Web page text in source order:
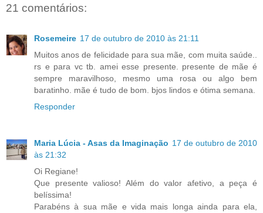
21 comentários:
Rosemeire 17 de outubro de 2010 às 21:11
Muitos anos de felicidade para sua mãe, com muita saúde..
rs e para vc tb. amei esse presente. presente de mãe é
sempre maravilhoso, mesmo uma rosa ou algo bem
baratinho. mãe é tudo de bom. bjos lindos e ótima semana.
Responder
Maria Lúcia - Asas da Imaginação 17 de outubro de 2010
às 21:32
Oi Regiane!
Que presente valioso! Além do valor afetivo, a peça é
belíssima!
Parabéns à sua mãe e vida mais longa ainda para ela,